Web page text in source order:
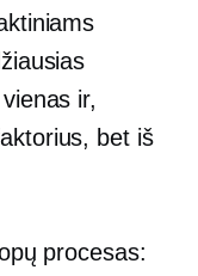
ir,
bet iš
procesas: